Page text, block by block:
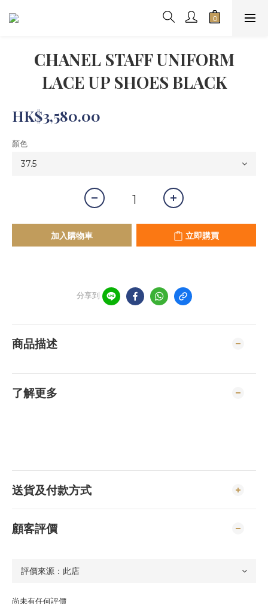
CHANEL STAFF UNIFORM
LACE UP SHOES BLACK
HK$3,580.00
顏色
加入購物車 立即購買
分享到
商品描述
了解更多
送貨及付款方式
顧客評價
尚未有任何評價